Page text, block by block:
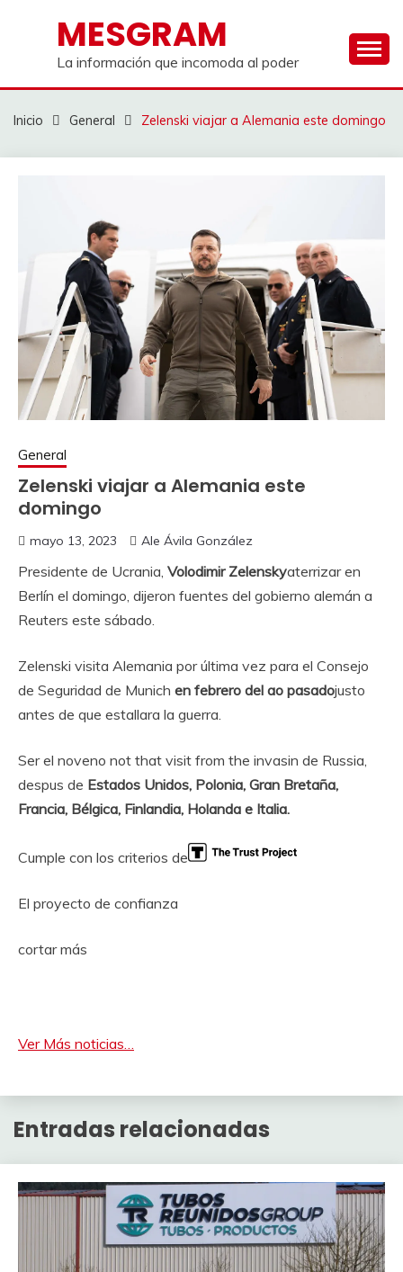
contenidoMESGRAM
La información que incomoda al poder
Inicio General Zelenski viajar a Alemania este domingo
General
Zelenski viajar a Alemania este
domingo
mayo 13, 2023 Ale Ávila González
Presidente de Ucrania, Volodimir Zelenskyaterrizar en
Berlín el domingo, dijeron fuentes del gobierno alemán a
Reuters este sábado.
Zelenski visita Alemania por última vez para el Consejo
de Seguridad de Munich en febrero del ao pasadojusto
antes de que estallara la guerra.
Ser el noveno not that visit from the invasin de Russia,
despus de Estados Unidos, Polonia, Gran Bretaña,
Francia, Bélgica, Finlandia, Holanda e Italia.
Cumple con los criterios de
El proyecto de confianza
cortar más
Ver Más noticias…
Entradas relacionadas